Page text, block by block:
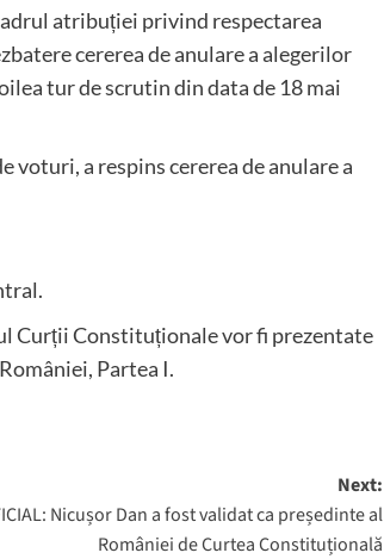
atribuției privind respectarea
cererea de anulare a alegerilor
tur de scrutin din data de 18 mai
a respins cererea de anulare a
Curții Constituționale vor fi prezentate
Partea I.
Next:
Nicușor Dan a fost validat ca președinte al
României de Curtea Constituțională